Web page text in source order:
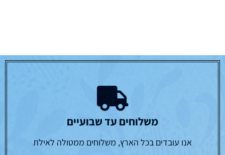
משלוחים עד שבועיים
אנו עובדים בכל הארץ, משלוחים ממטולה לאילת